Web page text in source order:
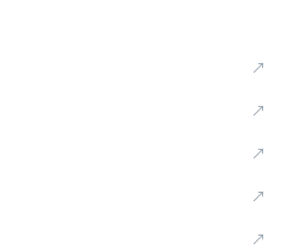
↗
↗
↗
↗
↗